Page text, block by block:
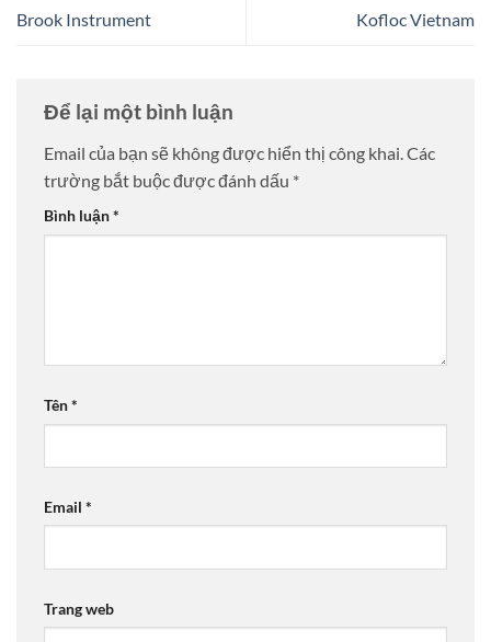
Brook Instrument Kofloc Vietnam
Để lại một bình luận
Email của bạn sẽ không được hiển thị công khai.Các
trường bắt buộc được đánh dấu *
Bình luận*
Tên*
Email *
Trang web